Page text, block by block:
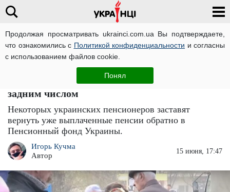
Продолжая просматривать ukrainci.com.ua Вы подтверждаете,
что ознакомились с Политикой конфиденциальности и согласны
с использованием файлов cookie.
Понял
Пенсионеров заставят вернуть деньги
обратно ПФУ: выплаты пенсии "отожмут"
задним числом
Некоторых украинских пенсионеров заставят
вернуть уже выплаченные пенсии обратно в
Пенсионный фонд Украины.
Игорь Кучма
Автор
15 июня, 17:47